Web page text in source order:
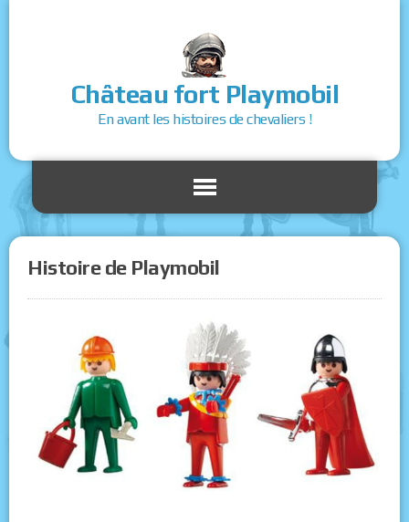
Château fort Playmobil
En avant les histoires de chevaliers !
Histoire de Playmobil